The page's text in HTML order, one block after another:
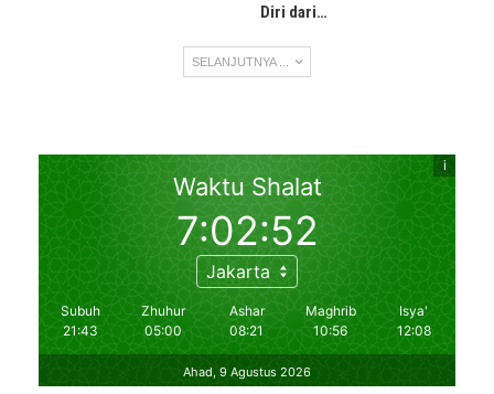
Diri dari…
SELANJUTNYA ...